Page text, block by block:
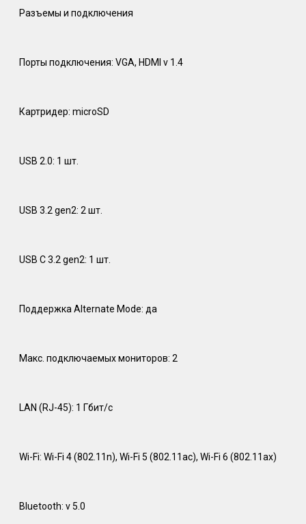
Разъемы и подключения
Порты подключения: VGA, HDMI v 1.4
Картридер: microSD
USB 2.0: 1 шт.
USB 3.2 gen2: 2 шт.
USB C 3.2 gen2: 1 шт.
Поддержка Alternate Mode: да
Макс. подключаемых мониторов: 2
LAN (RJ-45): 1 Гбит/с
Wi-Fi: Wi-Fi 4 (802.11n), Wi-Fi 5 (802.11ac), Wi-Fi 6 (802.11ax)
Bluetooth: v 5.0